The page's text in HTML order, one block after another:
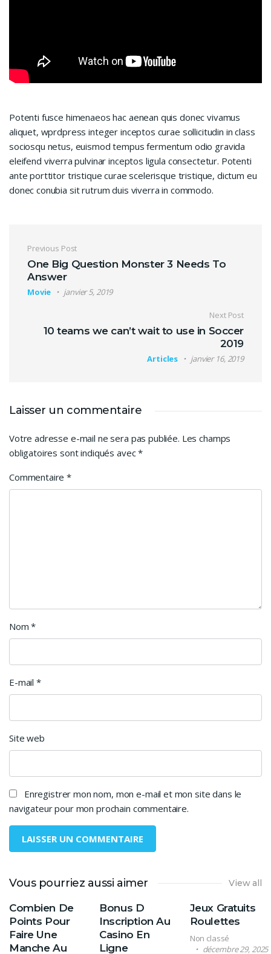
Potenti fusce himenaeos hac aenean quis donec vivamus
aliquet, wprdpress integer inceptos curae sollicitudin in class
sociosqu netus, euismod tempus fermentum odio gravida
eleifend viverra pulvinar inceptos ligula consectetur. Potenti
ante porttitor tristique curae scelerisque tristique, dictum eu
donec conubia sit rutrum duis viverra in commodo.
Navigation de l’article
Previous Post
One Big Question Monster 3 Needs To
Answer
Movie janvier 5, 2019
Next Post
10 teams we can’t wait to use in Soccer
2019
Articles janvier 16, 2019
Laisser un commentaire
Votre adresse e-mail ne sera pas publiée. Les champs
obligatoires sont indiqués avec*
Commentaire*
Nom*
E-mail *
Site web
Enregistrer mon nom, mon e-mail et mon site dans le
navigateur pour mon prochain commentaire.
Vous pourriez aussi aimer View all
Combien De
Points Pour
Faire Une
Manche Au
Bonus D
Inscription Au
Casino En
Ligne
Jeux Gratuits
Roulettes
Non classé
décembre 29, 2025